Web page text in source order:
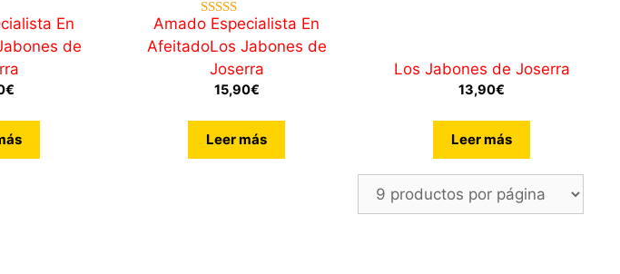
En
de
€
5.00
de 5
Amado Especialista En
AfeitadoLos Jabones de
Joserra
15,90€
Leer más
Los Jabones de Joserra
13,90€
Leer más